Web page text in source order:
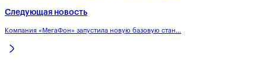
Следующая новость
Компания «МегаФон» запустила новую базовую стан...